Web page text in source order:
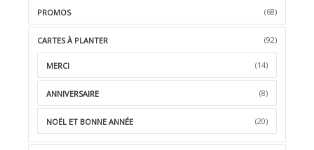
PROMOS (68)
CARTES À PLANTER (92)
MERCI (14)
ANNIVERSAIRE (8)
NOËL ET BONNE ANNÉE (20)